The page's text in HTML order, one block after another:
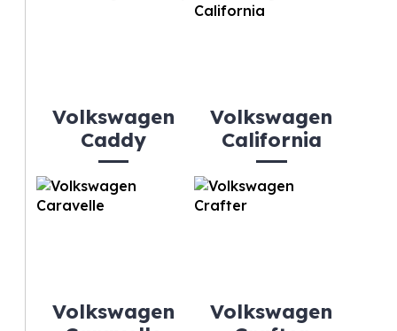
Volkswagen
Caddy
Volkswagen
California
Volkswagen
Volkswagen